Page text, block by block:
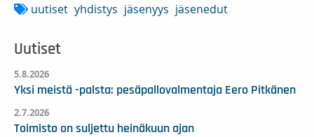
uutiset yhdistys jäsenyys jäsenedut
Uutiset
5.8.2026
Yksi meistä -palsta: pesäpallovalmentaja Eero Pitkänen
2.7.2026
Toimisto on suljettu heinäkuun ajan